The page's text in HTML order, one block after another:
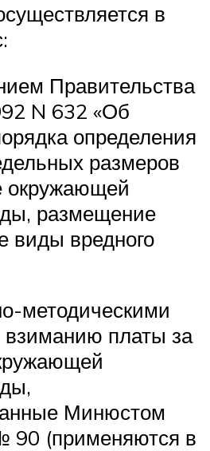
в
Правительства
N 632 «Об
определения
размеров
окружающей
размещение
виды вредного
методическими
взиманию платы за
Минюстом
90 (применяются в